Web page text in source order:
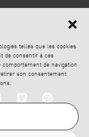
telles que les cookies
de consentir à ces
de navigation
son consentement
© 2026